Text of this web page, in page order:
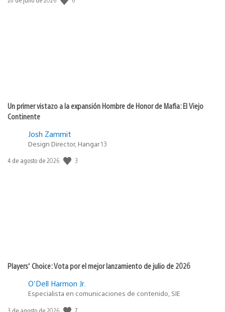
Un primer vistazo a la expansión Hombre de Honor de Mafia: El Viejo
Continente
Josh Zammit
Design Director, Hangar 13
Fecha
4 de agosto de 2026 3
Players’ Choice: Vota por el mejor lanzamiento de julio de 2026
O'Dell Harmon Jr.
Especialista en comunicaciones de contenido, SIE
Fecha
3 de agosto de 2026 7